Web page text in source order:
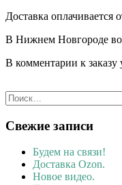
Доставка оплачивается
В Нижнем Новгороде
В комментарии к заказу
Найти:
Свежие записи
Будем на связи!
Доставка Ozon.
Новое видео.